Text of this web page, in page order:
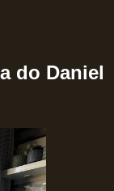
do Daniel